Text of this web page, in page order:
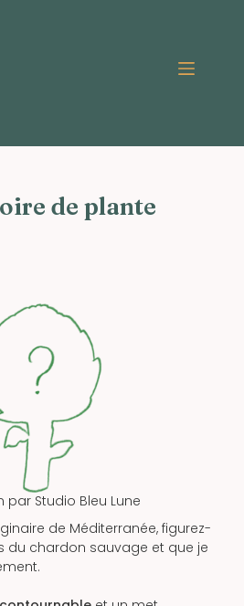
de plante
par Studio Bleu Lune
de Méditerranée, figurez-
du chardon sauvage et que je